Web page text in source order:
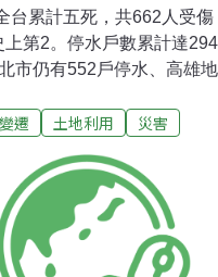
台累計五死，共662人受
第2。停水戶數累計達
市仍有552戶停水、高雄
，以台中受傷人數最多，累
遷 土地利用 災害